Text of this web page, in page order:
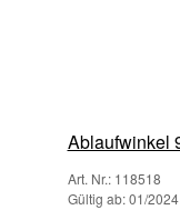
Ablaufwinkel
Art. Nr.: 118518
Gültig ab: 01/2024